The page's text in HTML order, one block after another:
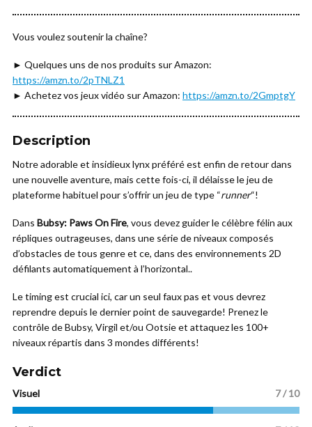
Vous voulez soutenir la chaîne?
► Quelques uns de nos produits sur Amazon:
https://amzn.to/2pTNLZ1
► Achetez vos jeux vidéo sur Amazon: https://amzn.to/2GmptgY
Description
Notre adorable et insidieux lynx préféré est enfin de retour dans
une nouvelle aventure, mais cette fois-ci, il délaisse le jeu de
plateforme habituel pour s’offrir un jeu de type “runner“!
Dans Bubsy: Paws On Fire, vous devez guider le célèbre félin aux
répliques outrageuses, dans une série de niveaux composés
d’obstacles de tous genre et ce, dans des environnements 2D
défilants automatiquement à l’horizontal..
Le timing est crucial ici, car un seul faux pas et vous devrez
reprendre depuis le dernier point de sauvegarde! Prenez le
contrôle de Bubsy, Virgil et/ou Ootsie et attaquez les 100+
niveaux répartis dans 3 mondes différents!
Verdict
Visuel 7 / 10